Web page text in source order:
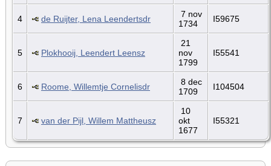
4 de Ruijter, Lena Leendertsdr
7 nov
1734
I59675
5 Plokhooij, Leendert Leensz
21
nov
1799
I55541
6 Roome, Willemtje Cornelisdr
8 dec
1709
I104504
7 van der Pijl, Willem Mattheusz
10
okt
1677
I55321